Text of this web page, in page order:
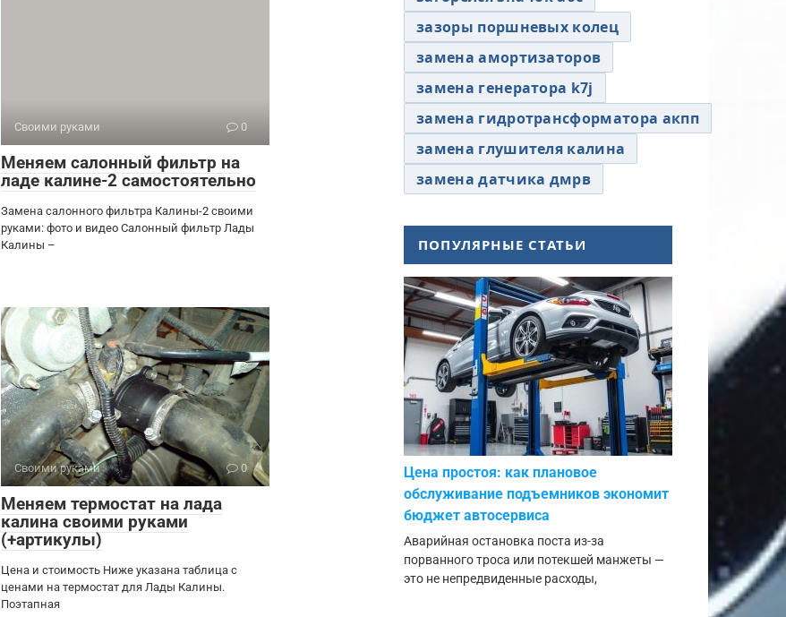
Своими руками 0
Меняем салонный фильтр на
ладе калине-2 самостоятельно
Замена салонного фильтра Калины-2 своими
руками: фото и видео Салонный фильтр Лады
Калины –
Своими руками 0
Меняем термостат на лада
калина своими руками
(+артикулы)
Цена и стоимость Ниже указана таблица с
ценами на термостат для Лады Калины.
Поэтапная
зазоры поршневых колец
замена амортизаторов
замена генератора k7j
замена гидротрансформатора акпп
замена глушителя калина
замена датчика дмрв
ПОПУЛЯРНЫЕ СТАТЬИ
Цена простоя: как плановое
обслуживание подъемников экономит
бюджет автосервиса
Аварийная остановка поста из-за
порванного троса или потекшей манжеты —
это не непредвиденные расходы,